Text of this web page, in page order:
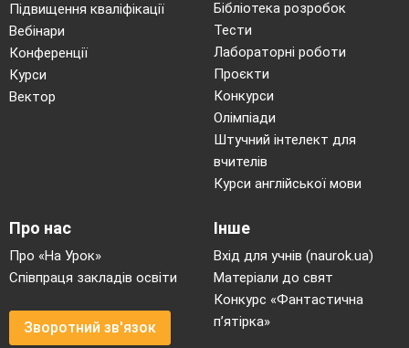
Підвищення кваліфікації
Вебінари
Конференції
Курси
Вектор
Бібліотека розробок
Тести
Лабораторні роботи
Проєкти
Конкурси
Олімпіади
Штучний інтелект для
вчителів
Курси англійської мови
Про нас
Про «На Урок»
Співпраця закладів освіти
Зворотний зв'язок
Інше
Вхід для учнів (naurok.ua)
Матеріали до свят
Конкурс «Фантастична
п’ятірка»